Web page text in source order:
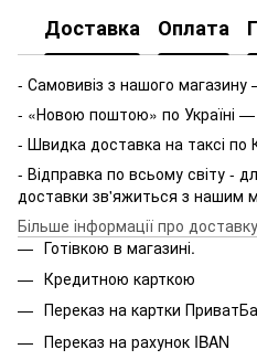
Доставка Оплата
- Самовивіз з нашого
- «Новою поштою» по Україні
- Швидка доставка на таксі
- Відправка по всьому світу -
доставки зв'яжиться з нашим
Більше інформації про доставку
Готівкою в магазині.
Кредитною карткою
Переказ на картки
Переказ на рахунок IBAN